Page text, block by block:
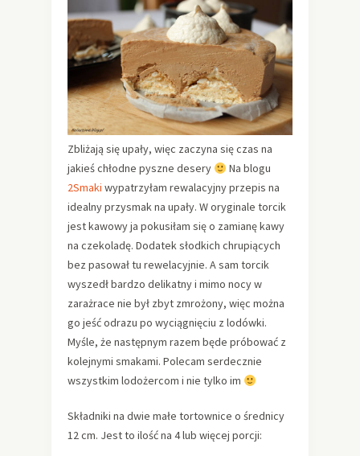
Zbliżają się upały, więc zaczyna się czas na
jakieś chłodne pyszne desery
Na blogu
2Smaki wypatrzyłam rewalacyjny przepis na
idealny przysmak na upały. W oryginale torcik
jest kawowy ja pokusiłam się o zamianę kawy
na czekoladę. Dodatek słodkich chrupiących
bez pasował tu rewelacyjnie. A sam torcik
wyszedł bardzo delikatny i mimo nocy w
zarażrace nie był zbyt zmrożony, więc można
go jeść odrazu po wyciągnięciu z lodówki.
Myśle, że następnym razem będe próbować z
kolejnymi smakami. Polecam serdecznie
wszystkim lodożercom i nie tylko im
Składniki na dwie małe tortownice o średnicy
12 cm. Jest to ilość na 4 lub więcej porcji: